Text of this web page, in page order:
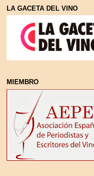
LA GACETA DEL VINO
MIEMBRO